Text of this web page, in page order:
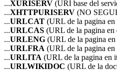
...XURISERV (URI base del
...XHTTPURISERV (NO
...URLCAT (URL de la pagina
...URLCAS (URL de la pagina en
...URLENG (URL de la pagina
...URLFRA (URL de la pagina
...URLITA (URL de la pagina en
...URLWIKIDOC (URL de la